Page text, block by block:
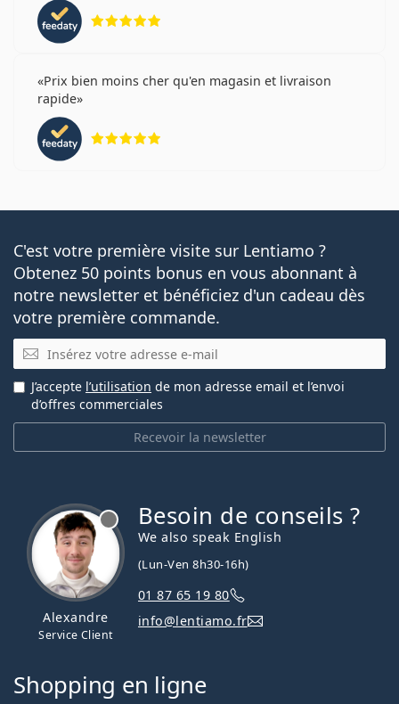
Prix bien moins cher qu'en magasin et livraison
rapide
C'est votre première visite sur Lentiamo ?
Obtenez 50 points bonus en vous abonnant à
notre newsletter et bénéficiez d'un cadeau dès
votre première commande.
E-mail
Recevoir la newsletter
J’accepte l’utilisation de mon adresse email et l’envoi
d’offres commerciales
Alexandre
Service Client
Besoin de conseils ?
We also speak English
(Lun-Ven 8h30-16h)
01 87 65 19 80
info@lentiamo.fr
Shopping en ligne